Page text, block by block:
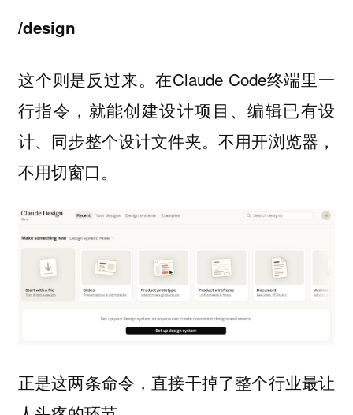
/design
这个则是反过来。在Claude Code终端里一
行指令，就能创建设计项目、编辑已有设
计、同步整个设计文件夹。不用开浏览器，
不用切窗口。
正是这两条命令，直接干掉了整个行业最让